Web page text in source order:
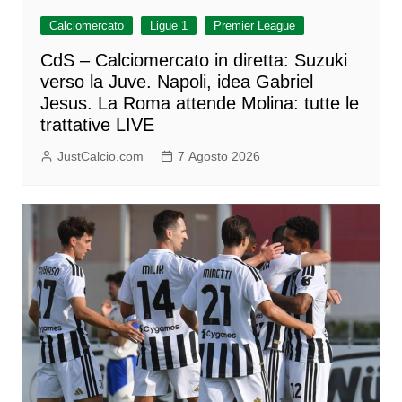
Calciomercato Ligue 1 Premier League
CdS – Calciomercato in diretta: Suzuki
verso la Juve. Napoli, idea Gabriel
Jesus. La Roma attende Molina: tutte le
trattative LIVE
JustCalcio.com 7 Agosto 2026